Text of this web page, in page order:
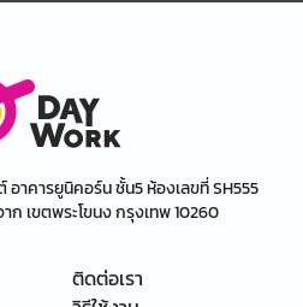
อาคารยูนิคอร์น ชั้น5 ห้องเลขที่ SH555
เขตพระโขนง กรุงเทพ 10260
ติดต่อเรา